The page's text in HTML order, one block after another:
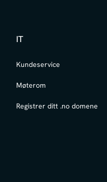
IT
Kundeservice
Møterom
Registrer ditt .no domene